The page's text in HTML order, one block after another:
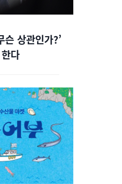
슨 상관인가?’
다